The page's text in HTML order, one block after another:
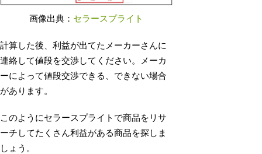
画像出典： セラースプライト
計算した後、利益が出てたメーカーさんに
連絡して値段を交渉してください。メーカ
ーによって値段交渉できる、できない場合
があります。
このようにセラースプライトで商品をリサ
ーチしてたくさん利益がある商品を探しま
しょう。